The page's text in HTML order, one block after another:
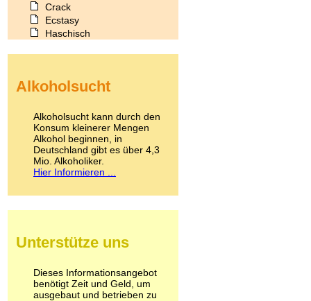
Crack
Ecstasy
Haschisch
Kokain
LSD
Marihuana
Medikamente
Meskalin
Metamphetamin
Methadon
Pilze
Psychopharmaka
Schlafmittel
Schmerzmittel
Alkoholsucht
Alkoholsucht kann durch den
Konsum kleinerer Mengen
Alkohol beginnen, in
Deutschland gibt es über 4,3
Mio. Alkoholiker.
Hier Informieren ...
Unterstütze uns
Dieses Informationsangebot
benötigt Zeit und Geld, um
ausgebaut und betrieben zu